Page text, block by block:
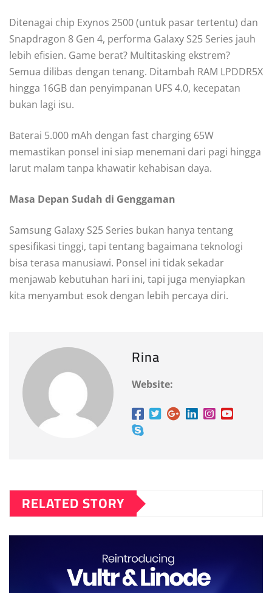
Ditenagai chip Exynos 2500 (untuk pasar tertentu) dan
Snapdragon 8 Gen 4, performa Galaxy S25 Series jauh
lebih efisien. Game berat? Multitasking ekstrem?
Semua dilibas dengan tenang. Ditambah RAM LPDDR5X
hingga 16GB dan penyimpanan UFS 4.0, kecepatan
bukan lagi isu.
Baterai 5.000 mAh dengan fast charging 65W
memastikan ponsel ini siap menemani dari pagi hingga
larut malam tanpa khawatir kehabisan daya.
Masa Depan Sudah di Genggaman
Samsung Galaxy S25 Series bukan hanya tentang
spesifikasi tinggi, tapi tentang bagaimana teknologi
bisa terasa manusiawi. Ponsel ini tidak sekadar
menjawab kebutuhan hari ini, tapi juga menyiapkan
kita menyambut esok dengan lebih percaya diri.
Rina
Website:
RELATED STORY